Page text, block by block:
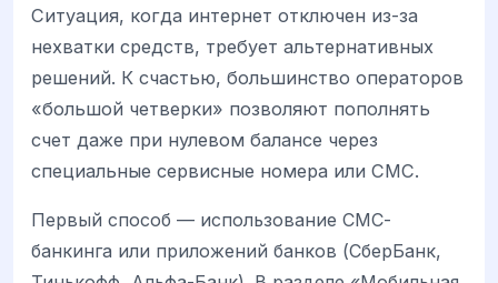
Ситуация, когда интернет отключен из-за
нехватки средств, требует альтернативных
решений. К счастью, большинство операторов
«большой четверки» позволяют пополнять
счет даже при нулевом балансе через
специальные сервисные номера или СМС.
Первый способ — использование СМС-
банкинга или приложений банков (СберБанк,